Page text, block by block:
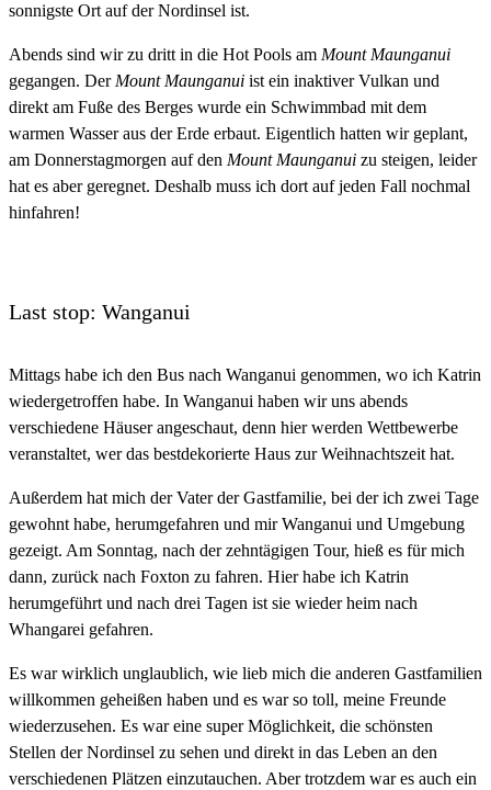
sonnigste Ort auf der Nordinsel ist.
Abends sind wir zu dritt in die Hot Pools am Mount Maunganui
gegangen. Der Mount Maunganui ist ein inaktiver Vulkan und
direkt am Fuße des Berges wurde ein Schwimmbad mit dem
warmen Wasser aus der Erde erbaut. Eigentlich hatten wir geplant,
am Donnerstagmorgen auf den Mount Maunganui zu steigen, leider
hat es aber geregnet. Deshalb muss ich dort auf jeden Fall nochmal
hinfahren!
Last stop: Wanganui
Mittags habe ich den Bus nach Wanganui genommen, wo ich Katrin
wiedergetroffen habe. In Wanganui haben wir uns abends
verschiedene Häuser angeschaut, denn hier werden Wettbewerbe
veranstaltet, wer das bestdekorierte Haus zur Weihnachtszeit hat.
Außerdem hat mich der Vater der Gastfamilie, bei der ich zwei Tage
gewohnt habe, herumgefahren und mir Wanganui und Umgebung
gezeigt. Am Sonntag, nach der zehntägigen Tour, hieß es für mich
dann, zurück nach Foxton zu fahren. Hier habe ich Katrin
herumgeführt und nach drei Tagen ist sie wieder heim nach
Whangarei gefahren.
Es war wirklich unglaublich, wie lieb mich die anderen Gastfamilien
willkommen geheißen haben und es war so toll, meine Freunde
wiederzusehen. Es war eine super Möglichkeit, die schönsten
Stellen der Nordinsel zu sehen und direkt in das Leben an den
verschiedenen Plätzen einzutauchen. Aber trotzdem war es auch ein